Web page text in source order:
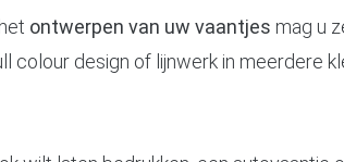
ontwerpen van uw vaantjes mag u
colour design of lijnwerk in meerdere